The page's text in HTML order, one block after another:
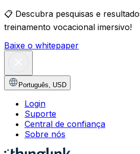
📋 Descubra pesquisas e
treinamento vocacional imersivo!
Baixe o whitepaper
Português, USD
Login
Suporte
Central de confiança
Sobre nós